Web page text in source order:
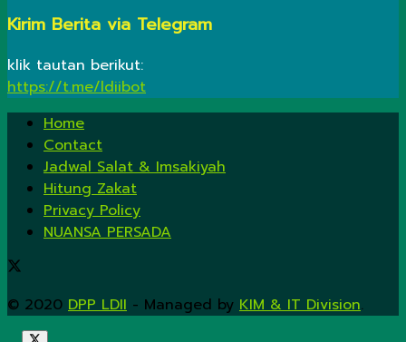
Kirim Berita via Telegram
klik tautan berikut:
https://t.me/ldiibot
Home
Contact
Jadwal Salat & Imsakiyah
Hitung Zakat
Privacy Policy
NUANSA PERSADA
© 2020 DPP LDII - Managed by KIM & IT Division.